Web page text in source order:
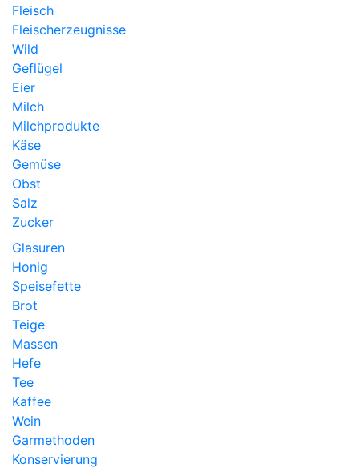
Fleisch
Fleischerzeugnisse
Wild
Geflügel
Eier
Milch
Milchprodukte
Käse
Gemüse
Obst
Salz
Zucker
Glasuren
Honig
Speisefette
Brot
Teige
Massen
Hefe
Tee
Kaffee
Wein
Garmethoden
Konservierung